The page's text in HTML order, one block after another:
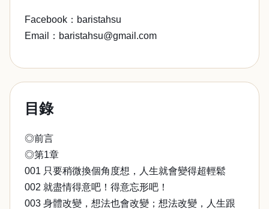
Facebook：baristahsu
Email：baristahsu@gmail.com
目錄
◎前言
◎第1章
001 只要稍微換個角度想，人生就會變得超輕鬆
002 就盡情得意吧！得意忘形吧！
003 身體改變，想法也會改變；想法改變，人生跟